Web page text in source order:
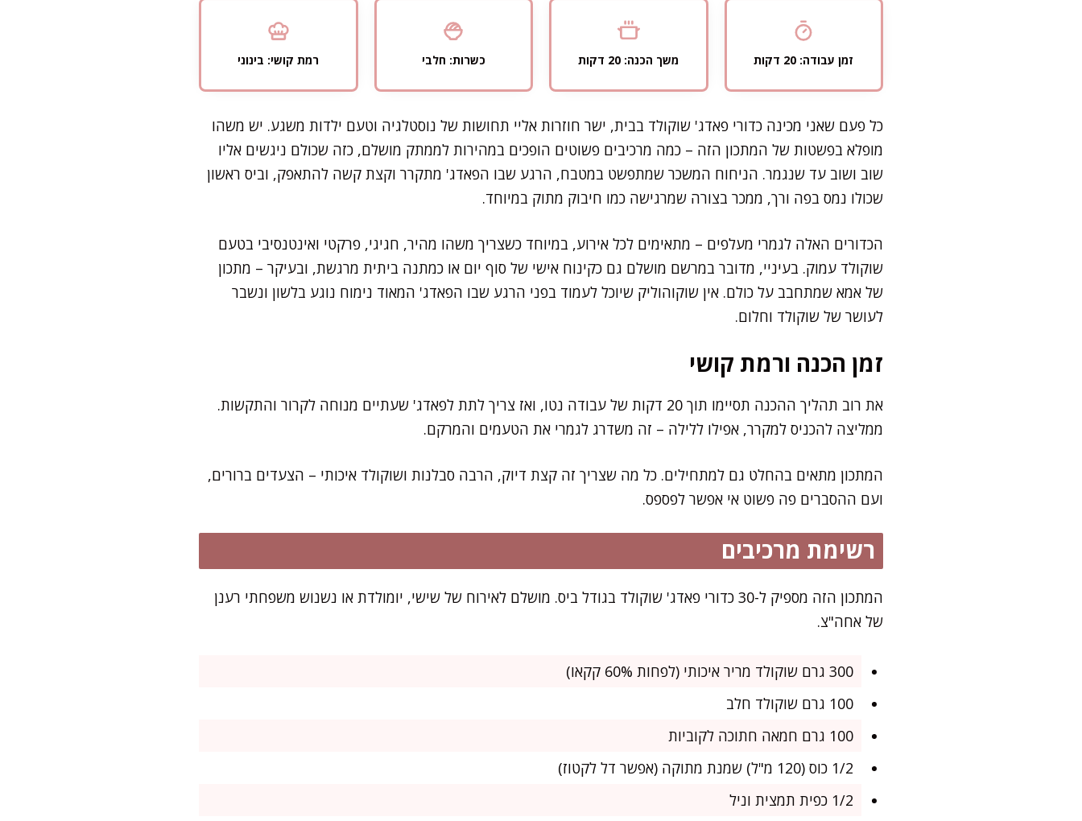
זמן עבודה: 20 דקות משך הכנה: 20 דקות כשרות: חלבי רמת קושי: בינוני
כל פעם שאני מכינה כדורי פאדג' שוקולד בבית, ישר חוזרות אליי תחושות של נוסטלגיה וטעם ילדות משגע. יש משהו
מופלא בפשטות של המתכון הזה – כמה מרכיבים פשוטים הופכים במהירות לממתק מושלם, כזה שכולם ניגשים אליו
שוב ושוב עד שנגמר. הניחוח המשכר שמתפשט במטבח, הרגע שבו הפאדג' מתקרר וקצת קשה להתאפק, וביס ראשון
שכולו נמס בפה ורך, ממכר בצורה שמרגישה כמו חיבוק מתוק במיוחד.
הכדורים האלה לגמרי מעלפים – מתאימים לכל אירוע, במיוחד כשצריך משהו מהיר, חגיגי, פרקטי ואינטנסיבי בטעם
שוקולד עמוק. בעיניי, מדובר במרשם מושלם גם כקינוח אישי של סוף יום או כמתנה ביתית מרגשת, ובעיקר – מתכון
של אמא שמתחבב על כולם. אין שוקוהוליק שיוכל לעמוד בפני הרגע שבו הפאדג' המאוד נימוח נוגע בלשון ונשבר
לעושר של שוקולד וחלום.
זמן הכנה ורמת קושי
את רוב תהליך ההכנה תסיימו תוך 20 דקות של עבודה נטו, ואז צריך לתת לפאדג' שעתיים מנוחה לקרור והתקשות.
ממליצה להכניס למקרר, אפילו ללילה – זה משדרג לגמרי את הטעמים והמרקם.
המתכון מתאים בהחלט גם למתחילים. כל מה שצריך זה קצת דיוק, הרבה סבלנות ושוקולד איכותי – הצעדים ברורים,
ועם ההסברים פה פשוט אי אפשר לפספס.
רשימת מרכיבים
המתכון הזה מספיק ל-30 כדורי פאדג' שוקולד בגודל ביס. מושלם לאירוח של שישי, יומולדת או נשנוש משפחתי רענן
של אחה"צ.
300 גרם שוקולד מריר איכותי (לפחות 60% קקאו)
100 גרם שוקולד חלב
100 גרם חמאה חתוכה לקוביות
1/2 כוס (120 מ"ל) שמנת מתוקה (אפשר דל לקטוז)
1/2 כפית תמצית וניל